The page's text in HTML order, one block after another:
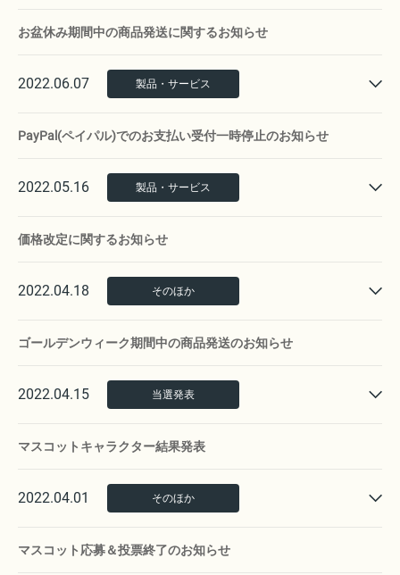
お盆休み期間中の商品発送に関するお知らせ
2022.06.07 製品・サービス
PayPal(ペイパル)でのお支払い受付一時停止のお知らせ
2022.05.16 製品・サービス
価格改定に関するお知らせ
2022.04.18 そのほか
ゴールデンウィーク期間中の商品発送のお知らせ
2022.04.15 当選発表
マスコットキャラクター結果発表
2022.04.01 そのほか
マスコット応募＆投票終了のお知らせ